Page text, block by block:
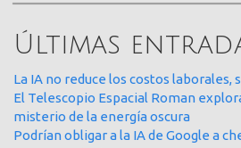
Últimas
La IA no reduce los costos
El Telescopio Espacial Roman
misterio de la energía oscura
Podrían obligar a la IA de Google a